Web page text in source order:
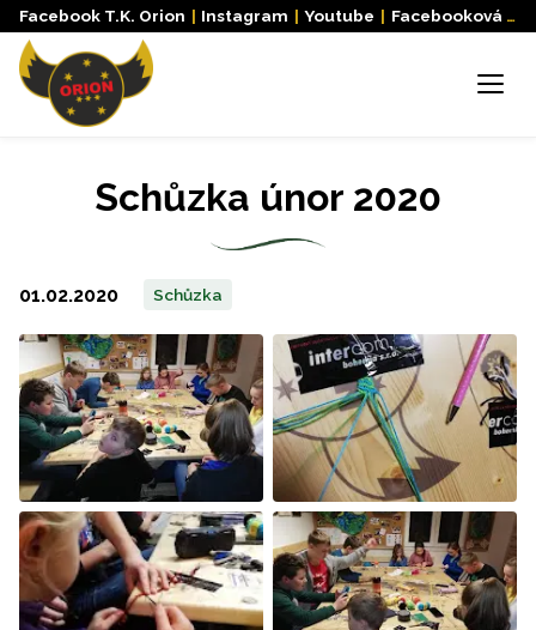
Facebook T.K. Orion | Instagram | Youtube | Facebooková skupina
Menu
Schůzka únor 2020
01.02.2020 Schůzka